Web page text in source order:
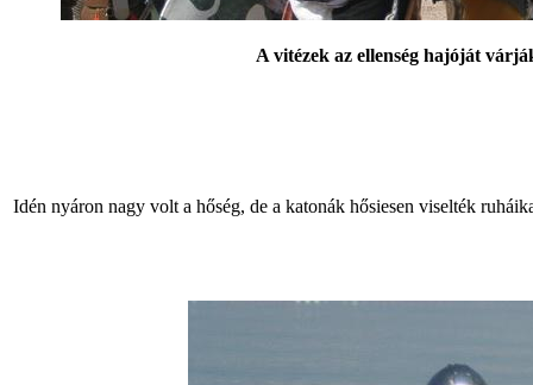
A vitézek az ellenség hajóját
Idén nyáron nagy volt a hőség, de a katonák hősiesen viselték